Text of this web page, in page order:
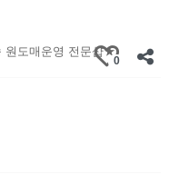
원도매운영 전문샵★
0